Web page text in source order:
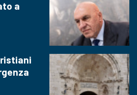
a